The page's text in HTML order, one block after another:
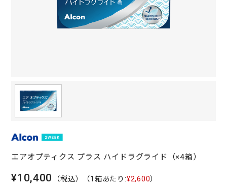
エアオプティクス プラス ハイドラグライド（×4箱）
¥10,400 （税込） （1箱あたり:¥2,600）